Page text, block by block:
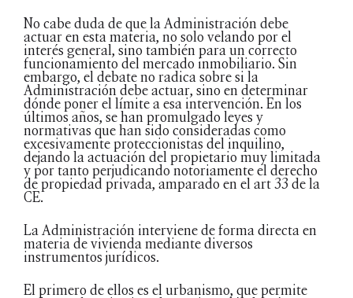
No cabe duda de que la Administración debe
actuar en esta materia, no solo velando por el
interés general, sino también para un correcto
funcionamiento del mercado inmobiliario. Sin
embargo, el debate no radica sobre si la
Administración debe actuar, sino en determinar
dónde poner el límite a esa intervención. En los
últimos años, se han promulgado leyes y
normativas que han sido consideradas como
excesivamente proteccionistas del inquilino,
dejando la actuación del propietario muy limitada
y por tanto perjudicando notoriamente el derecho
de propiedad privada, amparado en el art 33 de la
CE.
La Administración interviene de forma directa en
materia de vivienda mediante diversos
instrumentos jurídicos.
El primero de ellos es el urbanismo, que permite